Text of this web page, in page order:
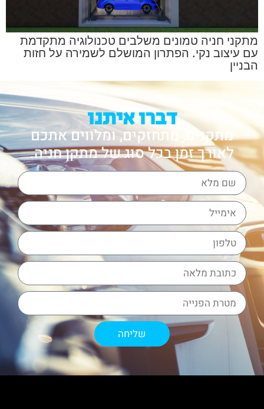
מתקני חניה טמונים משלבים טכנולוגיה מתקדמת
עם עיצוב נקי. הפתרון המושלם לשמירה על חזות
הבניין
דברו איתנו
מתקנים, מתחזקים, ומלווים אתכם
לאורך זמן בכל סוג של מתקן חניה.
שליחה